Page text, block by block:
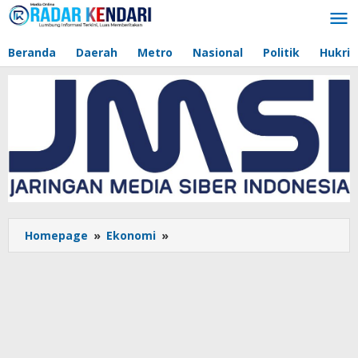
Lewati
ke
Beranda Daerah Metro Nasional Politik
Homepage » Ekonomi »
Asmo